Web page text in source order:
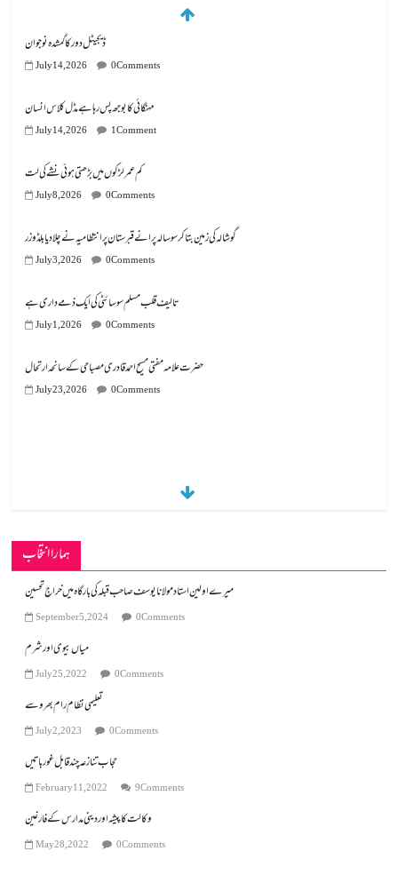
ڈیجیٹل دور کا گمشدہ نوجوان
July 14, 2026 0 Comments
مہنگائی کا بوجھ پس رہا ہے مڈل کلاس انسان
July 14, 2026 1 Comment
کم عمر لڑکوں میں بڑھتی ہوئی نشے کی لت
July 8, 2026 0 Comments
گوشالہ کی زمین بتا کر سوسالہ پرانے قبرستان پر انتظامیہ نے چلا دیا بلڈوزر
July 3, 2026 0 Comments
تالیف قلب مسلم سوسائٹی کی ایک ذمے داری ہے
July 1, 2026 0 Comments
July 23, 2026 0 Comments
ہمارا انتخاب
میرے اولین استاد مولانا یوسف صاحب قبلہ کی بارگاہ میں خراجِ تحسین
September 5, 2024 0 Comments
میاں بیوی اور شرم
July 25, 2022 0 Comments
تعلیمی نظام رام بھروسے
July 2, 2023 0 Comments
حجاب تنازعہ چند قابل غور باتیں
February 11, 2022 9 Comments
وکالت کا پیشہ اور دینی مدارس کے فارغین
May 28, 2022 0 Comments